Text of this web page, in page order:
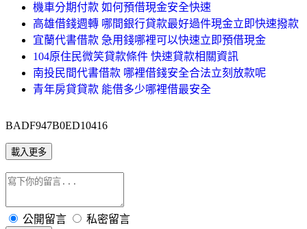
機車分期付款 如何預借現金安全快速
高雄借錢週轉 哪間銀行貸款最好過件現金立即快速撥款
宜蘭代書借款 急用錢哪裡可以快速立即預借現金
104原住民微笑貸款條件 快速貸款相關資訊
南投民間代書借款 哪裡借錢安全合法立刻放款呢
青年房貸貸款 能借多少哪裡借最安全
BADF947B0ED10416
載入更多
公開留言 私密留言